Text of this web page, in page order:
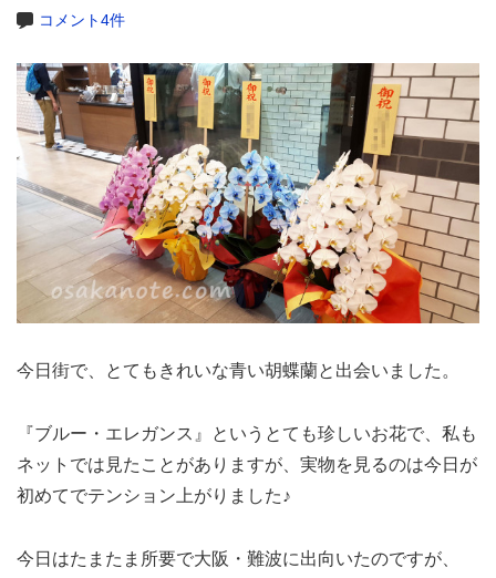
コメント4件
今日街で、とてもきれいな青い胡蝶蘭と出会いました。
『ブルー・エレガンス』というとても珍しいお花で、私も
ネットでは見たことがありますが、実物を見るのは今日が
初めてでテンション上がりました♪
今日はたまたま所要で大阪・難波に出向いたのですが、